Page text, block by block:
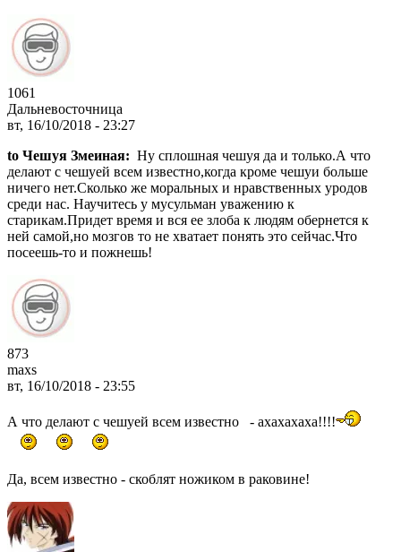
1061
Дальневосточница
вт, 16/10/2018 - 23:27
to Чешуя Змеиная: Ну сплошная чешуя да и только.А что
делают с чешуей всем известно,когда кроме чешуи больше
ничего нет.Сколько же моральных и нравственных уродов
среди нас. Научитесь у мусульман уважению к
старикам.Придет время и вся ее злоба к людям обернется к
ней самой,но мозгов то не хватает понять это сейчас.Что
посеешь-то и пожнешь!
873
maxs
вт, 16/10/2018 - 23:55
А что делают с чешуей всем известно - ахахахаха!!!!
Да, всем известно - скоблят ножиком в раковине!